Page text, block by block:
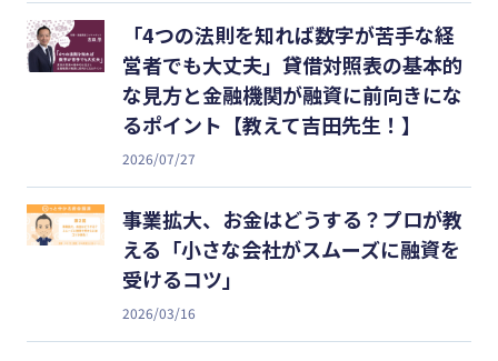
「4つの法則を知れば数字が苦手な経
営者でも大丈夫」貸借対照表の基本的
な見方と金融機関が融資に前向きにな
るポイント【教えて吉田先生！】
2026/07/27
事業拡大、お金はどうする？プロが教
える「小さな会社がスムーズに融資を
受けるコツ」
2026/03/16